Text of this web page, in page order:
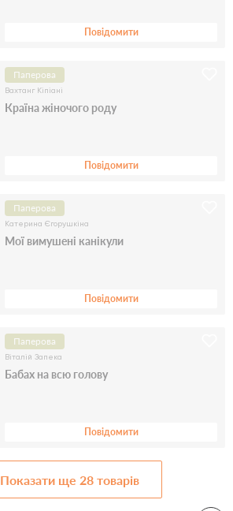
Повідомити
Паперова
Вахтанг Кіпіані
Країна жіночого роду
Повідомити
Паперова
Катерина Єгорушкіна
Мої вимушені канікули
Повідомити
Паперова
Віталій Запека
Бабах на всю голову
Повідомити
Показати ще 28товарів